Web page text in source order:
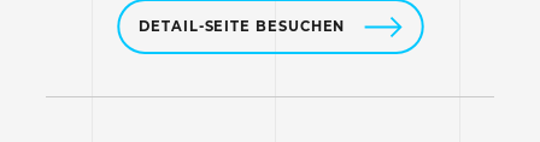
DETAIL-SEITE BESUCHEN